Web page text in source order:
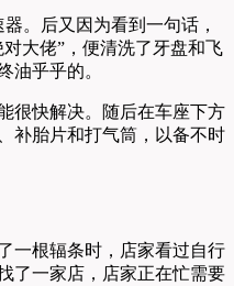
。后又因为看到一句话，
大佬”，便清洗了牙盘和飞
油乎乎的。
很快解决。随后在车座下方
补胎片和打气筒，以备不时
一根辐条时，店家看过自行
了一家店，店家正在忙需要